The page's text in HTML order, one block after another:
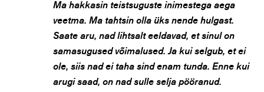
Ma hakkasin teistsuguste inimestega aega
veetma. Ma tahtsin olla üks nende hulgast.
Saate aru, nad lihtsalt eeldavad, et sinul on
samasugused võimalused. Ja kui selgub, et ei
ole, siis nad ei taha sind enam tunda. Enne kui
arugi saad, on nad sulle selja pööranud.